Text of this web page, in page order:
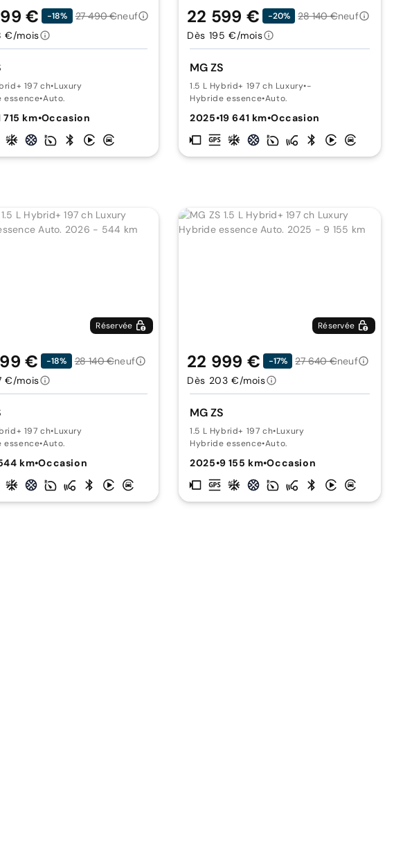
197 ch•Luxury
essence•Auto.
715 km•Occasion
€ -18% 27 490 €neuf
€/mois
MG ZS
1.5 L Hybrid+ 197 ch Luxury•-
Hybride essence•Auto.
2025•19 641 km•Occasion
22 599 € -20% 28 140 €neuf
Dès 195 €/mois
Réservée
197 ch•Luxury
essence•Auto.
km•Occasion
€ -18% 28 140 €neuf
€/mois
Réservée
MG ZS
1.5 L Hybrid+ 197 ch•Luxury
Hybride essence•Auto.
2025•9 155 km•Occasion
22 999 € -17% 27 640 €neuf
Dès 203 €/mois